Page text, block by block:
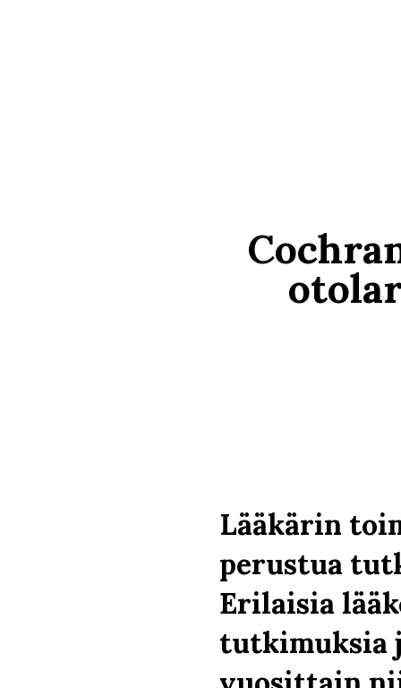
Lääkärin
perustua
Erilaisia
tutkimuksia